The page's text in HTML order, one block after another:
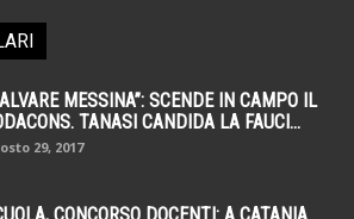
MESSINA”: SCENDE IN CAMPO IL
TANASI CANDIDA LA FAUCI...
29, 2017